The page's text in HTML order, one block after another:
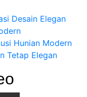
Desain Elegan
Hunian Modern
Tetap Elegan